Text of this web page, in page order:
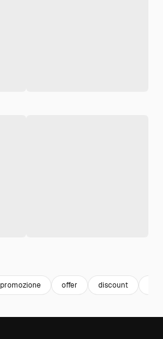
promozione offer discount